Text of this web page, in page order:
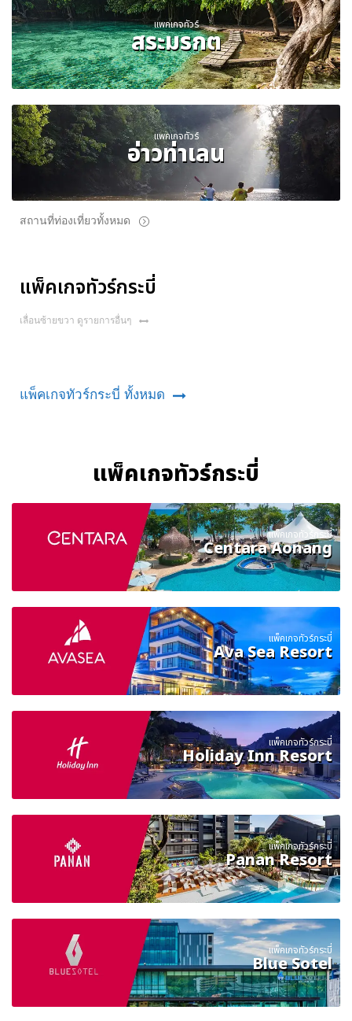
แพคเกจทัวร์
สระมรกต
แพคเกจทัวร์
อ่าวท่าเลน
สถานที่ท่องเที่ยวทั้งหมด
แพ็คเกจทัวร์กระบี่
เลื่อนซ้ายขวา ดูรายการอื่นๆ
แพ็คเกจทัวร์กระบี่ ทั้งหมด
แพ็คเกจทัวร์กระบี่
แพ็คเกจทัวร์กระบี่
Centara Aonang
แพ็คเกจทัวร์กระบี่
Ava Sea Resort
แพ็คเกจทัวร์กระบี่
Holiday Inn Resort
แพ็คเกจทัวร์กระบี่
Panan Resort
แพ็คเกจทัวร์กระบี่
Blue Sotel